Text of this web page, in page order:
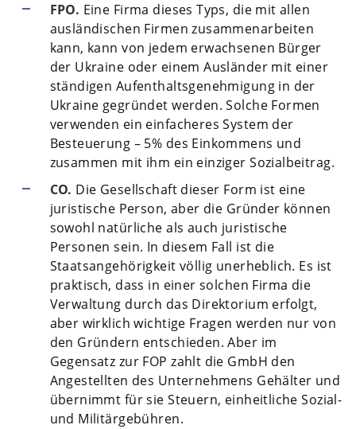
FPO. Eine Firma dieses Typs, die mit allen
ausländischen Firmen zusammenarbeiten
kann, kann von jedem erwachsenen Bürger
der Ukraine oder einem Ausländer mit einer
ständigen Aufenthaltsgenehmigung in der
Ukraine gegründet werden. Solche Formen
verwenden ein einfacheres System der
Besteuerung – 5% des Einkommens und
zusammen mit ihm ein einziger Sozialbeitrag.
CO. Die Gesellschaft dieser Form ist eine
juristische Person, aber die Gründer können
sowohl natürliche als auch juristische
Personen sein. In diesem Fall ist die
Staatsangehörigkeit völlig unerheblich. Es ist
praktisch, dass in einer solchen Firma die
Verwaltung durch das Direktorium erfolgt,
aber wirklich wichtige Fragen werden nur von
den Gründern entschieden. Aber im
Gegensatz zur FOP zahlt die GmbH den
Angestellten des Unternehmens Gehälter und
übernimmt für sie Steuern, einheitliche Sozial-
und Militärgebühren.